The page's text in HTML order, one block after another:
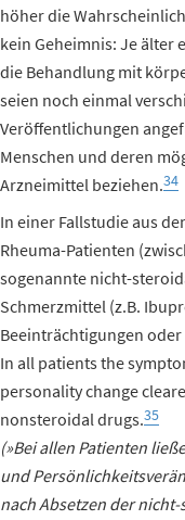
höher die
kein Geheimnis: Je älter
die Behandlung mit
seien noch einmal
Veröffentlichungen
Menschen und deren
Arzneimittel beziehen.34
In einer Fallstudie aus
Rheuma-Patienten
sogenannte nicht-
Schmerzmittel (z.B.
Beeinträchtigungen
In all patients the
personality change
nonsteroidal drugs.35
(»Bei allen Patienten
und
nach Absetzen der